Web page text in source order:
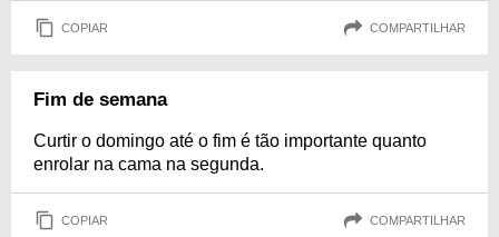
COPIAR COMPARTILHAR
Fim de semana
Curtir o domingo até o fim é tão importante quanto
enrolar na cama na segunda.
COPIAR COMPARTILHAR